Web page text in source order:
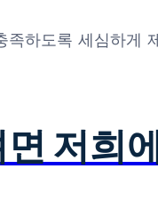
하도록 세심하게
저희